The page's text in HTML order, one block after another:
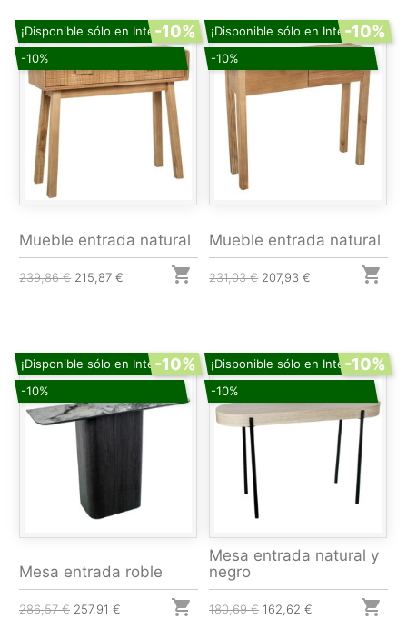
¡Disponible sólo en Internet!
-10%
-10%
Mueble entrada natural
239,86 € 215,87 € 
¡Disponible sólo en Internet!
-10%
-10%
Mueble entrada natural
231,03 € 207,93 € 
¡Disponible sólo en Internet!
-10%
-10%
Mesa entrada roble
286,57 € 257,91 € 
¡Disponible sólo en Internet!
-10%
-10%
Mesa entrada natural y
negro
180,69 € 162,62 € 